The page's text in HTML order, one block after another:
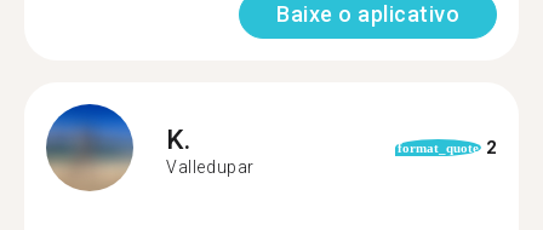
Baixe o aplicativo
K.
Valledupar
format_quote 2